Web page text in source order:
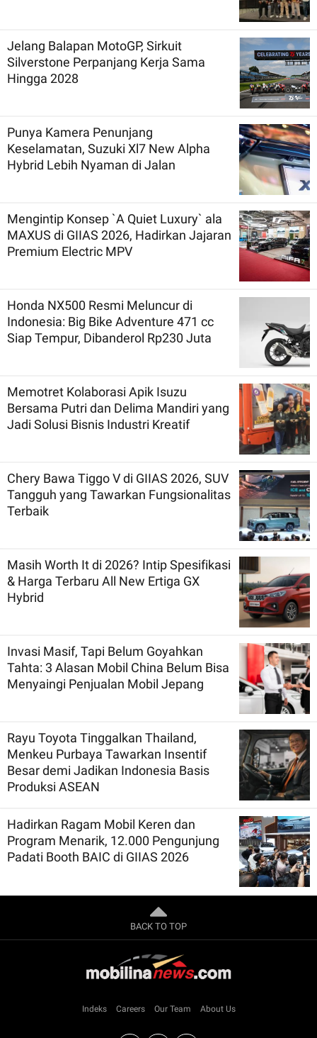
Jelang Balapan MotoGP, Sirkuit
Silverstone Perpanjang Kerja Sama
Hingga 2028
Punya Kamera Penunjang
Keselamatan, Suzuki Xl7 New Alpha
Hybrid Lebih Nyaman di Jalan
Mengintip Konsep `A Quiet Luxury` ala
MAXUS di GIIAS 2026, Hadirkan Jajaran
Premium Electric MPV
Honda NX500 Resmi Meluncur di
Indonesia: Big Bike Adventure 471 cc
Siap Tempur, Dibanderol Rp230 Juta
Memotret Kolaborasi Apik Isuzu
Bersama Putri dan Delima Mandiri yang
Jadi Solusi Bisnis Industri Kreatif
Chery Bawa Tiggo V di GIIAS 2026, SUV
Tangguh yang Tawarkan Fungsionalitas
Terbaik
Masih Worth It di 2026? Intip Spesifikasi
& Harga Terbaru All New Ertiga GX
Hybrid
Invasi Masif, Tapi Belum Goyahkan
Tahta: 3 Alasan Mobil China Belum Bisa
Menyaingi Penjualan Mobil Jepang
Rayu Toyota Tinggalkan Thailand,
Menkeu Purbaya Tawarkan Insentif
Besar demi Jadikan Indonesia Basis
Produksi ASEAN
Hadirkan Ragam Mobil Keren dan
Program Menarik, 12.000 Pengunjung
Padati Booth BAIC di GIIAS 2026
BACK TO TOP
Indeks Careers Our Team About Us